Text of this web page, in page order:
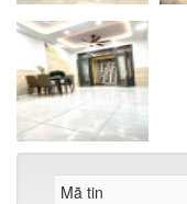
Mã tin